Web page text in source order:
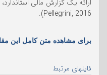
Pellegrini, 2016).
برای مشاهده متن کامل این
فایلهای مرتبط